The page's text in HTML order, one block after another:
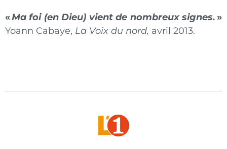
«Ma foi (en Dieu) vient de nombreux signes.»
Yoann Cabaye, La Voix du nord, avril 2013.